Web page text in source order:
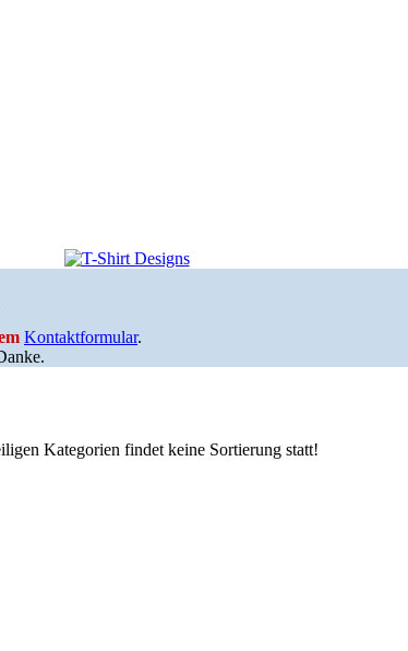
Kontaktformular.
Kategorien findet keine Sortierung statt!